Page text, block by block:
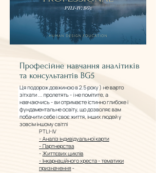
Професійне навчання аналітиків
та консультантів BG5
Ця подорож довжиною в 2.5 року ) не варто
зітхати ... пролетять - і не помітите, а
навчаючись - ви отримаєте істинно глибоке і
фундаментальне освіту, що дозволяє вам
побачити себе і своє життя, інших людей у
зовсім іншому світлі
PTLI-IV
- Аналіз індивідуальної карти
- Партнерства
- Життєвих циклів
- Інкарнаційного хреста - тематики
призначення-